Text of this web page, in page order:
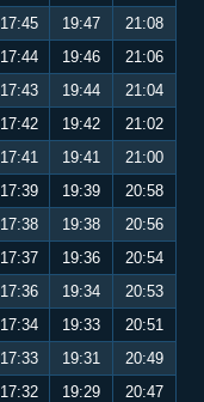
17:45 19:47
21:08
17:44 19:46
21:06
17:43 19:44
21:04
17:42 19:42
21:02
17:41 19:41
21:00
17:39 19:39
20:58
17:38 19:38
20:56
17:37 19:36
20:54
17:36 19:34
20:53
17:34 19:33
20:51
17:33 19:31
20:49
17:32 19:29
20:47